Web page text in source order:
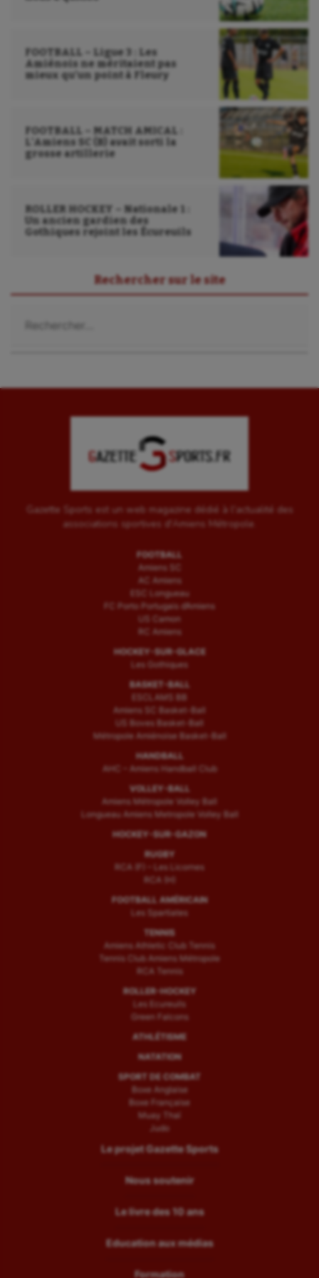
FOOTBALL – Ligue 3 : Les
Amiénois ne méritaient pas
mieux qu’un point à Fleury
FOOTBALL – MATCH AMICAL :
L’Amiens SC (B) avait sorti la
grosse artillerie
ROLLER HOCKEY – Nationale 1 :
Un ancien gardien des
Gothiques rejoint les Écureuils
Rechercher sur le site
Gazette Sports est un web magazine dédié à l'actualité des
associations sportives d'Amiens Métropole.
FOOTBALL
Amiens SC
AC Amiens
ESC Longueau
FC Porto Portugais d’Amiens
US Camon
RC Amiens
HOCKEY-SUR-GLACE
Les Gothiques
BASKET-BALL
ESCLAMS BB
Amiens SC Basket-Ball
US Boves Basket-Ball
Métropole Amiénoise Basket-Ball
HANDBALL
AHC – Amiens Handball Club
VOLLEY-BALL
Amiens Métropole Volley Ball
Longueau Amiens Metropole Volley Ball
HOCKEY-SUR-GAZON
RUGBY
RCA (F) – Les Licornes
RCA (H)
FOOTBALL AMÉRICAIN
Les Spartiates
TENNIS
Amiens Athletic Club Tennis
Tennis Club Amiens Métropole
RCA Tennis
ROLLER-HOCKEY
Les Ecureuils
Green Falcons
ATHLÉTISME
NATATION
SPORT DE COMBAT
Boxe Anglaise
Boxe Française
Muay Thaï
Judo
Le projet Gazette Sports
Nous soutenir
Le livre des 10 ans
Education aux médias
Formation